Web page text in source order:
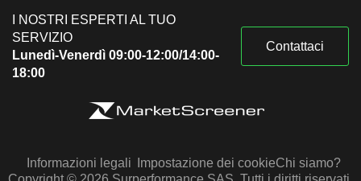
I NOSTRI ESPERTI AL TUO
SERVIZIO
Lunedì-Venerdì 09:00-12:00/14:00-
18:00
Contattaci
Informazioni legali Impostazione dei cookieChi siamo?